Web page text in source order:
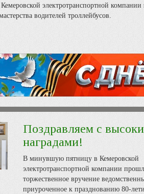
электротранспортной
водителей троллейбусов.
Поздравляем с
наградами!
В минувшую пятницу в Кемеровской
электротранспортной компании
торжественное вручение
приуроченное к празднованию 80-